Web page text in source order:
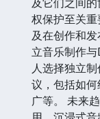
权保护至关
及在创作和
立音乐制作
人选择独立
议，包括如
广等。 未来